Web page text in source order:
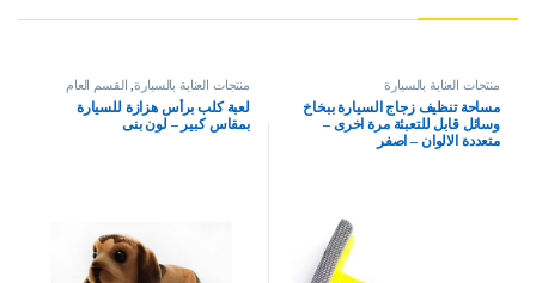
منتجات العناية بالسيارة
مساحة تنظيف زجاج السيارة ببخاخ
وسائل قابل للتعبئة مرة اخرى –
متعددة الالوان – اصفر
منتجات العناية بالسيارة, القسم العام
لعبة كلب برأس هزازة للسيارة
بمقاس كبير – لون بنى